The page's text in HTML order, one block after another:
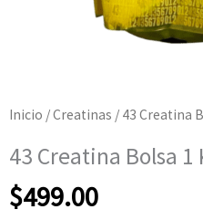
Inicio /Creatinas / 43 Creatina
43 Creatina Bolsa 1
$499.00